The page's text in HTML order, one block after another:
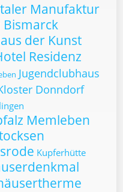
Manufaktur
Bismarck
der Kunst
Residenz
Jugendclubhaus
Donndorf
Memleben
Kupferhütte